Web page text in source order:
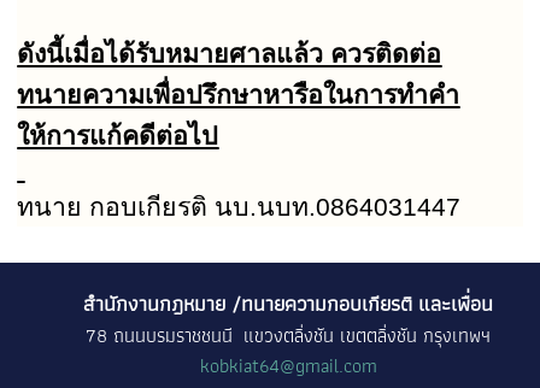
ดังนี้เมื่อได้รับหมายศาลแล้ว ควรติดต่อ
ทนายความเพื่อปรึกษาหารือในการทำคำ
ให้การแก้คดีต่อไป
ทนาย กอบเกียรติ นบ.นบท.0864031447
สำนักงานกฎหมาย /ทนายความกอบเกียรติ และเพื่อน
78 ถนนบรมราชชนนี แขวงตลิ่งชัน เขตตลิ่งชัน กรุงเทพฯ
kobkiat64@gmail.com